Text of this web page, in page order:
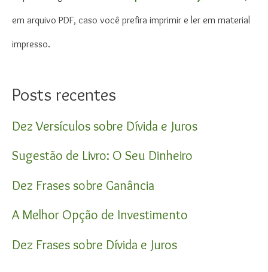
em arquivo PDF, caso você prefira imprimir e ler em material
impresso.
Posts recentes
Dez Versículos sobre Dívida e Juros
Sugestão de Livro: O Seu Dinheiro
Dez Frases sobre Ganância
A Melhor Opção de Investimento
Dez Frases sobre Dívida e Juros